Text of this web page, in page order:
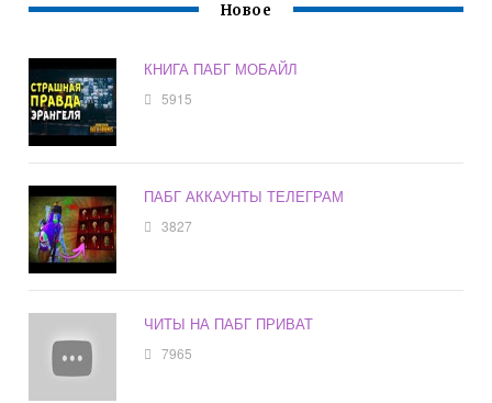
Новое
КНИГА ПАБГ МОБАЙЛ
5915
ПАБГ АККАУНТЫ ТЕЛЕГРАМ
3827
ЧИТЫ НА ПАБГ ПРИВАТ
7965